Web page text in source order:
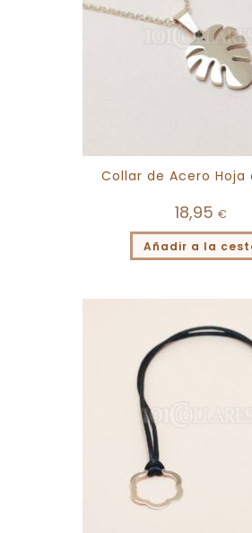
Collar de Acero Hoja
18,95 €
Añadir a la